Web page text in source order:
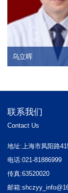
乌立晖
联系我们
Contact Us
地址:上海市凤阳路
电话:021-81886999
传真:63520020
邮箱